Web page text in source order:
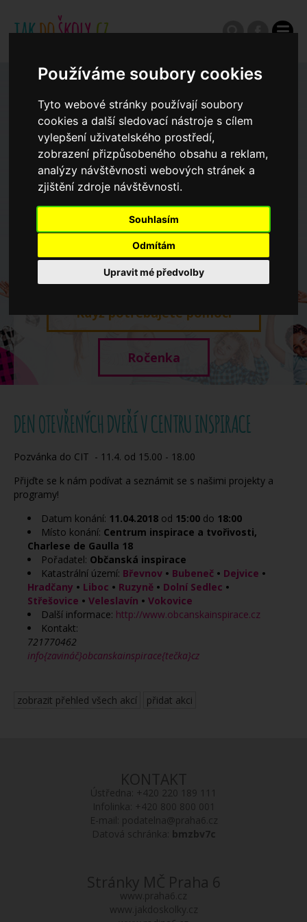
Používáme soubory cookies
Tyto webové stránky používají soubory
cookies a další sledovací nástroje s cílem
vylepšení uživatelského prostředí,
zobrazení přizpůsobeného obsahu a reklam,
analýzy návštěvnosti webových stránek a
zjištění zdroje návštěvnosti.
Souhlasím
Odmítám
Upravit mé předvolby
Výroční zprávy
Spádové oblasti ZŠ
Koncepce školství
Dny otevřených dveří ZŠ
Když potřebujete pomoci
Ročenka
DEN OTEVŘENÝCH DVEŘÍ V CENTRU INSPIRACE
Pozvánka do CIT - 11.4. od 15.00 - 18.00
Přijďte se k nám podívat a seznámit se s našimi projekty a
programy!
Datum konání: 11.04.2018 od 15:00 do 18:00
Místo konání: Centrum inspirace a tvořivosti,
Charlese de Gaulla 18
Pořadatel: Občanská inspirace
Katastrální území: Břevnov • Bubeneč • Dejvice •
Hradčany • Liboc • Ruzyně • Dolní Sedlec •
Střešovice • Veleslavín • Vokovice
Další informace: http://www.obcanskainspirace.cz
Kontakt:
721770462
info{zavináč}obcanskainspirace{tečka}cz
zobrazit přehled všech akcí přidat akci
KONTAKT
Ústředna: +420 220 189 111
Infolinka: +420 800 800 001
E-mail: podatelna@praha6.cz
Datová schránka: bmzbv7c
Stránky MČ Praha 6
www.praha6.cz
www.jakdoskolky.cz